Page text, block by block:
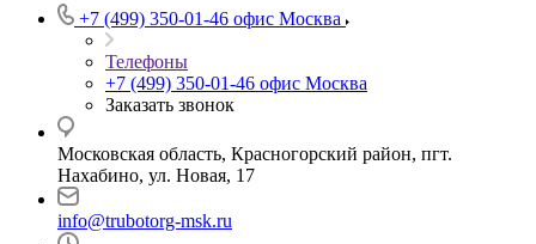
+7 (499) 350-01-46 офис Москва
Телефоны
+7 (499) 350-01-46 офис Москва
Заказать звонок
Московская область, Красногорский район, пгт.
Нахабино, ул. Новая, 17
info@trubotorg-msk.ru